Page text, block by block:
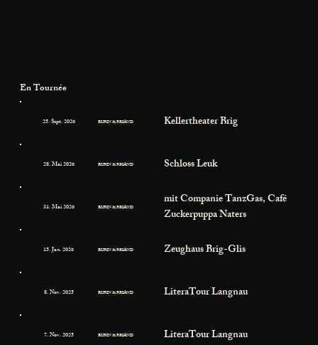
En Tournée
25. Sept. 2026 RUBIN & BRIAND Kellertheater Brig
28. Mai 2026 RUBIN & BRIAND Schloss Leuk
31. Mai 2026 RUBIN & BRIAND
mit Companie TanzGas, Café
Zuckerpuppa Naters
15. Jan. 2026 RUBIN & BRIAND Zeughaus Brig-Glis
8. Nov. 2025 RUBIN & BRIAND LiteraTour Langnau
7. Nov. 2025 RUBIN & BRIAND LiteraTour Langnau